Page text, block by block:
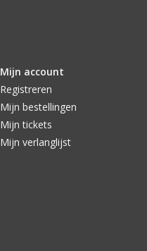
Mijn account
Registreren
Mijn bestellingen
Mijn tickets
Mijn verlanglijst